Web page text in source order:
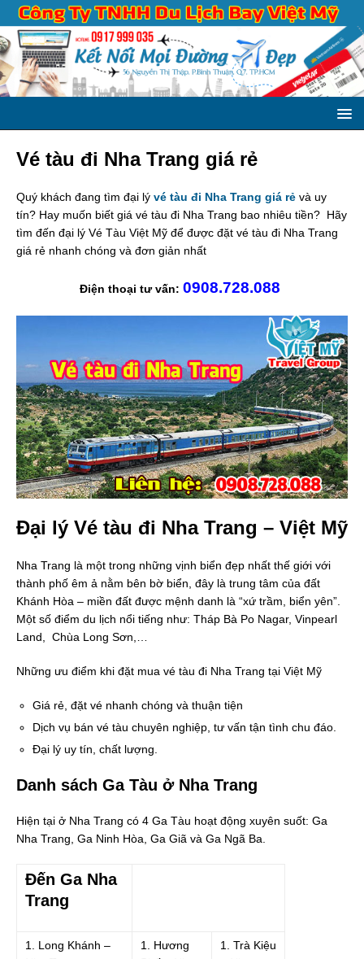
Vé tàu đi Nha Trang giá rẻ
Quý khách đang tìm đại lý vé tàu đi Nha Trang giá rẻ và uy
tín? Hay muốn biết giá vé tàu đi Nha Trang bao nhiêu tiền? Hãy
tìm đến đại lý Vé Tàu Việt Mỹ để được đặt vé tàu đi Nha Trang
giá rẻ nhanh chóng và đơn giản nhất
Điện thoại tư vấn: 0908.728.088
Đại lý Vé tàu đi Nha Trang – Việt Mỹ
Nha Trang là một trong những vịnh biển đẹp nhất thế giới với
thành phố êm ả nằm bên bờ biển, đây là trung tâm của đất
Khánh Hòa – miền đất được mệnh danh là “xứ trầm, biển yên”.
Một số điểm du lịch nổi tiếng như: Tháp Bà Po Nagar, Vinpearl
Land, Chùa Long Sơn,…
Những ưu điểm khi đặt mua vé tàu đi Nha Trang tại Việt Mỹ
Giá rẻ, đặt vé nhanh chóng và thuận tiện
Dịch vụ bán vé tàu chuyên nghiệp, tư vấn tận tình chu đáo.
Đại lý uy tín, chất lượng.
Danh sách Ga Tàu ở Nha Trang
Hiện tại ở Nha Trang có 4 Ga Tàu hoạt động xuyên suốt: Ga
Nha Trang, Ga Ninh Hòa, Ga Giã và Ga Ngã Ba.
Đến Ga Nha
Trang
1. Long Khánh –
1. Hương
1. Trà Kiệu